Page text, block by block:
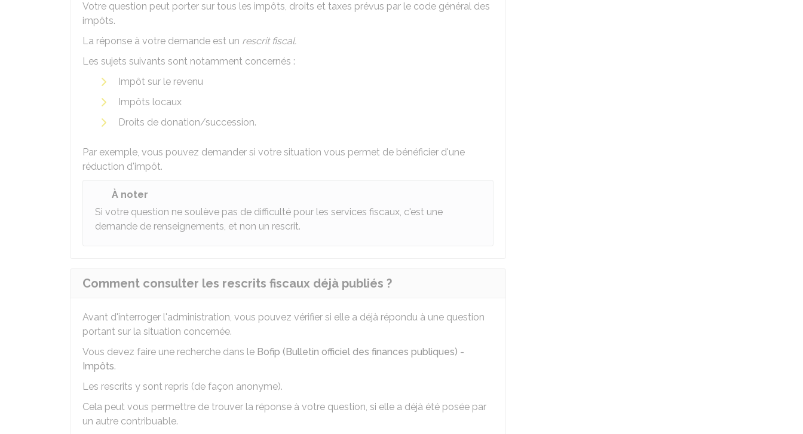
Votre question peut porter sur tous les impôts, droits et taxes prévus par le code général des
impôts.
La réponse à votre demande est un rescrit fiscal.
Les sujets suivants sont notamment concernés :
Impôt sur le revenu
Impôts locaux
Droits de donation/succession.
Par exemple, vous pouvez demander si votre situation vous permet de bénéficier d'une
réduction d'impôt.
À noter
Si votre question ne soulève pas de difficulté pour les services fiscaux, c'est une
demande de renseignements, et non un rescrit.
Comment consulter les rescrits fiscaux déjà publiés ?
Avant d'interroger l'administration, vous pouvez vérifier si elle a déjà répondu à une question
portant sur la situation concernée.
Vous devez faire une recherche dans le Bofip (Bulletin officiel des finances publiques) -
Impôts.
Les rescrits y sont repris (de façon anonyme).
Cela peut vous permettre de trouver la réponse à votre question, si elle a déjà été posée par
un autre contribuable.